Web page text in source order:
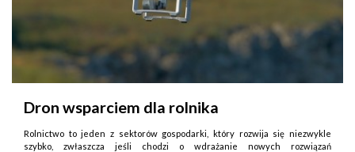
Dron wsparciem dla rolnika
Rolnictwo to jeden z sektorów gospodarki, który rozwija się niezwykle
szybko, zwłaszcza jeśli chodzi o wdrażanie nowych rozwiązań